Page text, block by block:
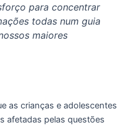
para concentrar
todas num guia
maiores
as crianças e adolescentes
afetadas pelas questões